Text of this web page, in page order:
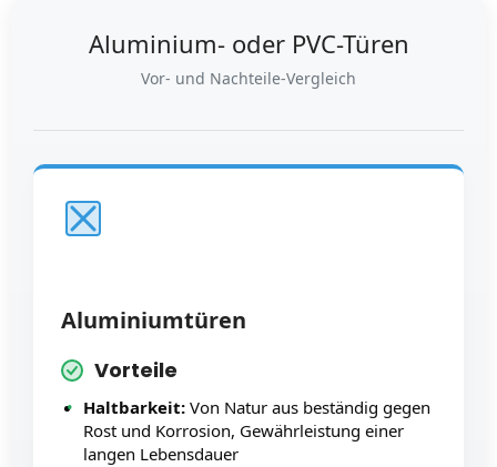
Aluminium- oder PVC-Türen
Vor- und Nachteile-Vergleich
Aluminiumtüren
Vorteile
Haltbarkeit: Von Natur aus beständig gegen
Rost und Korrosion, Gewährleistung einer
langen Lebensdauer